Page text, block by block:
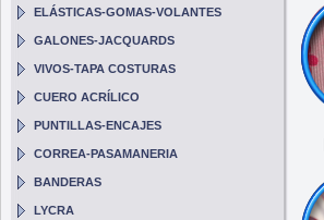
ELÁSTICAS-GOMAS-VOLANTES
GALONES-JACQUARDS
VIVOS-TAPA COSTURAS
CUERO ACRÍLICO
PUNTILLAS-ENCAJES
CORREA-PASAMANERIA
BANDERAS
LYCRA